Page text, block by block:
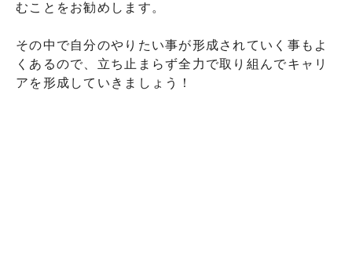
むことをお勧めします。
その中で自分のやりたい事が形成されていく事もよ
くあるので、立ち止まらず全力で取り組んでキャリ
アを形成していきましょう！